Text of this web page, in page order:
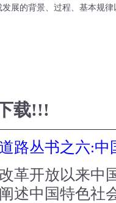
展的背景、过程、基本规
载!!!
路丛书之六:
革开放以来中
述中国特色社